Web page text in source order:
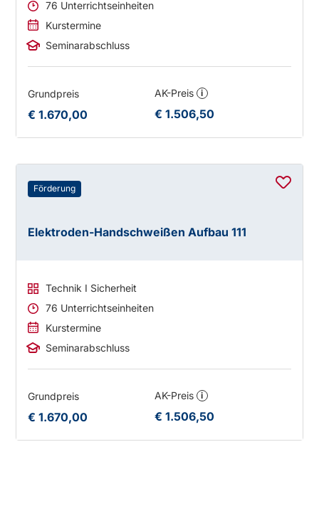
76 Unterrichtseinheiten
Kurstermine
Seminarabschluss
Grundpreis
€ 1.670,00
AK-Preis i
€ 1.506,50
Förderung
Elektroden-Handschweißen Aufbau 111
Technik I Sicherheit
76 Unterrichtseinheiten
Kurstermine
Seminarabschluss
Grundpreis
€ 1.670,00
AK-Preis i
€ 1.506,50